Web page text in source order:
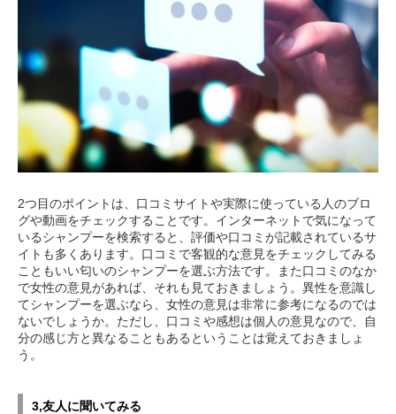
2つ目のポイントは、口コミサイトや実際に使っている人のブロ
グや動画をチェックすることです。インターネットで気になって
いるシャンプーを検索すると、評価や口コミが記載されているサ
イトも多くあります。口コミで客観的な意見をチェックしてみる
こともいい匂いのシャンプーを選ぶ方法です。また口コミのなか
で女性の意見があれば、それも見ておきましょう。異性を意識し
てシャンプーを選ぶなら、女性の意見は非常に参考になるのでは
ないでしょうか。ただし、口コミや感想は個人の意見なので、自
分の感じ方と異なることもあるということは覚えておきましょ
う。
3,友人に聞いてみる